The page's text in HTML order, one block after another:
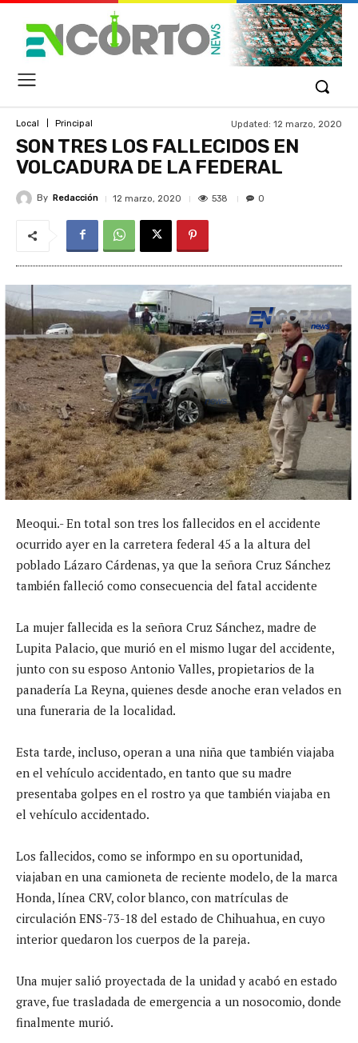
Local Principal Updated: 12 marzo, 2020
SON TRES LOS FALLECIDOS EN
VOLCADURA DE LA FEDERAL
By Redacción 12 marzo, 2020 538 0
Meoqui.- En total son tres los fallecidos en el accidente
ocurrido ayer en la carretera federal 45 a la altura del
poblado Lázaro Cárdenas, ya que la señora Cruz Sánchez
también falleció como consecuencia del fatal accidente
La mujer fallecida es la señora Cruz Sánchez, madre de
Lupita Palacio, que murió en el mismo lugar del accidente,
junto con su esposo Antonio Valles, propietarios de la
panadería La Reyna, quienes desde anoche eran velados en
una funeraria de la localidad.
Esta tarde, incluso, operan a una niña que también viajaba
en el vehículo accidentado, en tanto que su madre
presentaba golpes en el rostro ya que también viajaba en
el vehículo accidentado.
Los fallecidos, como se informpo en su oportunidad,
viajaban en una camioneta de reciente modelo, de la marca
Honda, línea CRV, color blanco, con matrículas de
circulación ENS-73-18 del estado de Chihuahua, en cuyo
interior quedaron los cuerpos de la pareja.
Una mujer salió proyectada de la unidad y acabó en estado
grave, fue trasladada de emergencia a un nosocomio, donde
finalmente murió.